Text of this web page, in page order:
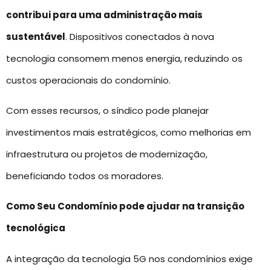
contribui para uma administração mais
sustentável. Dispositivos conectados à nova
tecnologia consomem menos energia, reduzindo os
custos operacionais do condomínio.
Com esses recursos, o síndico pode planejar
investimentos mais estratégicos, como melhorias em
infraestrutura ou projetos de modernização,
beneficiando todos os moradores.
Como Seu Condomínio pode ajudar na transição
tecnológica
A integração da tecnologia 5G nos condomínios exige